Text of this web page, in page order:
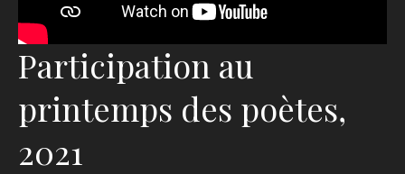
Participation au
printemps des poètes,
2021